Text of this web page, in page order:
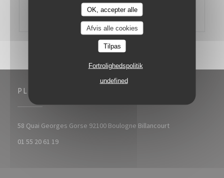
OK, accepter alle
Afvis alle cookies
Tilpas
Fortrolighedspolitik
undefined
PLACERING
58 Quai Georges Gorse 92100 Boulogne Billancourt((åbner i et nyt
01 55 20 61 19